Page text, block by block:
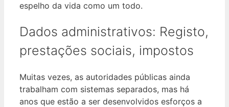
espelho da vida como um todo.
Dados administrativos: Registo,
prestações sociais, impostos
Muitas vezes, as autoridades públicas ainda
trabalham com sistemas separados, mas há
anos que estão a ser desenvolvidos esforços a